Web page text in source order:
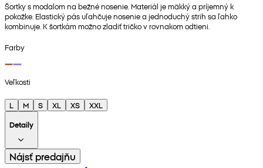
Šortky s modalom na bežné nosenie. Materiál je mäkký a príjemný k
pokožke. Elastický pás uľahčuje nosenie a jednoduchý strih sa ľahko
kombinuje. K šortkám možno zladiť tričko v rovnakom odtieni.
Farby
Veľkosti
L M S XL XS
XXL
Detaily
Nájsť predajňu